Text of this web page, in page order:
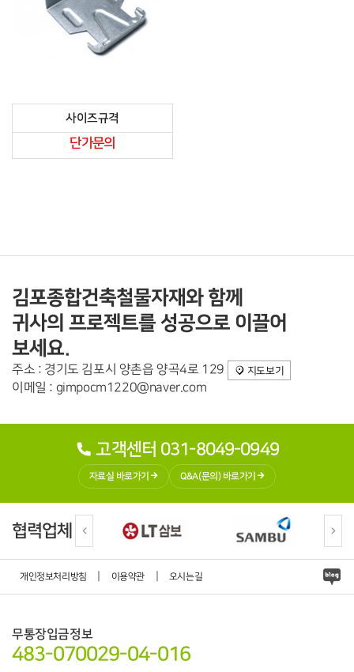
사이즈규격
단가문의
김포종합건축철물자재와 함께
귀사의 프로젝트를 성공으로 이끌어
보세요.
주소 : 경기도 김포시 양촌읍 양곡4로 129 지도보기
이메일 : gimpocm1220@naver.com
고객센터 031-8049-0949
자료실 바로가기 Q&A(문의) 바로가기
협력업체
개인정보처리방침 이용약관 오시는길
무통장입금정보
483-070029-04-016